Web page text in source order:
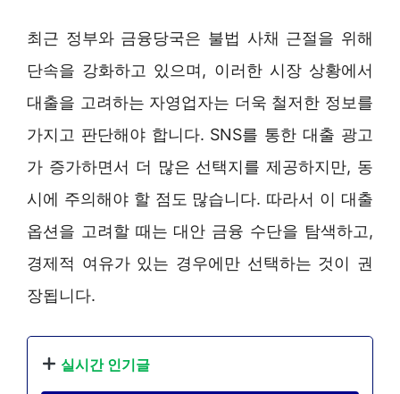
최근 정부와 금융당국은 불법 사채 근절을 위해
단속을 강화하고 있으며, 이러한 시장 상황에서
대출을 고려하는 자영업자는 더욱 철저한 정보를
가지고 판단해야 합니다. SNS를 통한 대출 광고
가 증가하면서 더 많은 선택지를 제공하지만, 동
시에 주의해야 할 점도 많습니다. 따라서 이 대출
옵션을 고려할 때는 대안 금융 수단을 탐색하고,
경제적 여유가 있는 경우에만 선택하는 것이 권
장됩니다.
실시간 인기글